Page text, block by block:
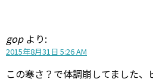
gop より:
2015年8月31日 5:26 AM
この寒さ？で体調崩してました